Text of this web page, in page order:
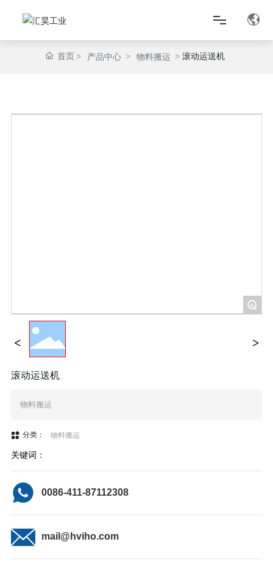
首页 产品中心 物料搬运 滚动运送机
+
滚动运送机
物料搬运
分类： 物料搬运
关键词：
0086-411-87112308
mail@hviho.com